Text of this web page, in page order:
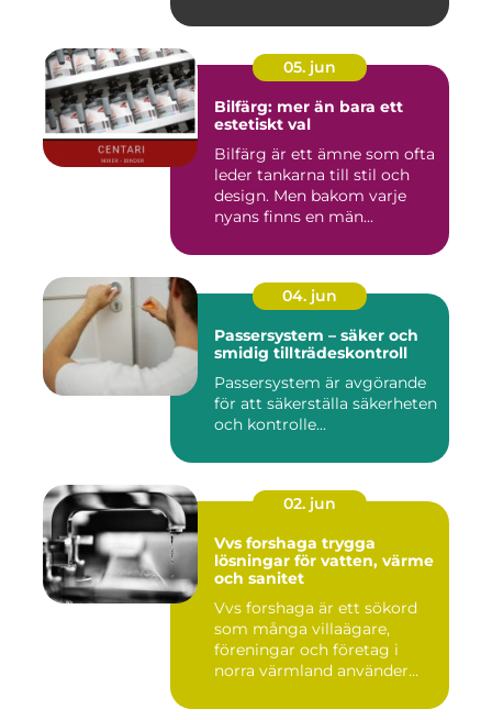
05. jun
Bilfärg: mer än bara ett
estetiskt val
Bilfärg är ett ämne som ofta
leder tankarna till stil och
design. Men bakom varje
nyans finns en män...
04. jun
Passersystem – säker och
smidig tillträdeskontroll
Passersystem är avgörande
för att säkerställa säkerheten
och kontrolle...
02. jun
Vvs forshaga trygga
lösningar för vatten, värme
och sanitet
Vvs forshaga är ett sökord
som många villaägare,
föreningar och företag i
norra värmland använder